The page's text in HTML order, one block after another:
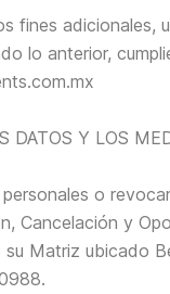
fines
lo anterior,
Y LOS
o
Cancelación y
Matriz ubicado